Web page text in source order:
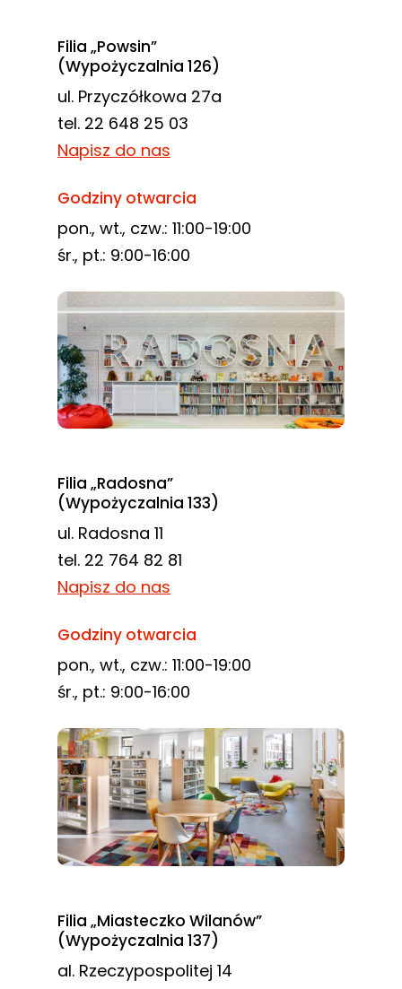
Filia „Powsin”
(Wypożyczalnia 126)
ul. Przyczółkowa 27a
tel. 22 648 25 03
Napisz do nas
Godziny otwarcia
pon., wt., czw.: 11:00-19:00
śr., pt.: 9:00-16:00
Filia „Radosna”
(Wypożyczalnia 133)
ul. Radosna 11
tel. 22 764 82 81
Napisz do nas
Godziny otwarcia
pon., wt., czw.: 11:00-19:00
śr., pt.: 9:00-16:00
Filia „Miasteczko Wilanów”
(Wypożyczalnia 137)
al. Rzeczypospolitej 14